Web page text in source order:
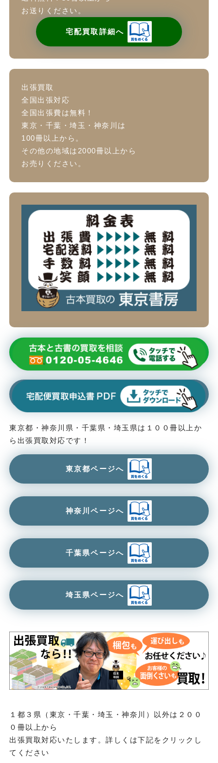
お送りください。
宅配買取詳細へ
出張買取
全国出張対応
全国出張費は無料！
東京・千葉・埼玉・神奈川は
100冊以上から。
その他の地域は2000冊以上から
お売りください。
東京都・神奈川県・千葉県・埼玉県は１００冊以上か
ら出張買取対応です！
東京都ページへ
神奈川ページへ
千葉県ページへ
埼玉県ページへ
１都３県（東京・千葉・埼玉・神奈川）以外は２００
０冊以上から
出張買取対応いたします。詳しくは下記をクリックし
てください